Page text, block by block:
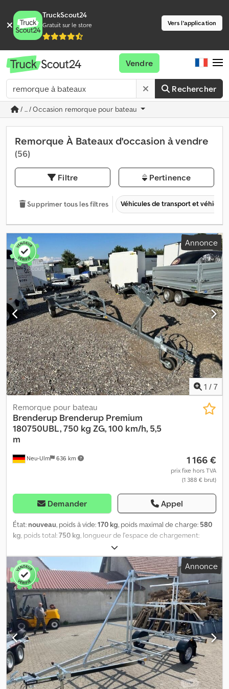
TruckScout24
Gratuit sur le store Vers l'application
Rechercher
Vendre
/ ... / Occasion remorque pour bateau
Remorque À Bateaux d'occasion à vendre
(56)
Filtre Pertinence
Supprimer tous les filtres Véhicules de transport et
Annonce
1 / 7
Neu-Ulm 636 km
Remorque pour bateau
Brenderup Brenderup Premium
180750UBL, 750 kg ZG, 100 km/h, 5,5
m
1 166 €
prix fixe hors TVA
(1 388 € brut)
Demander Appel
État: nouveau, poids à vide:170 kg, poids maximal de charge: 580
kg, poids total:750 kg, longueur de l'espace de chargement:
, largeur de l’espace de chargement:
couleur:autre, largeur de travail:1 890 mm, Équipement:treuil à
câble, Fabricant : Brenderup Type : Remorque à bateau Basic
180750UBL, Basic 750 Poids total autorisé : 750 kg, non freiné
Charge utile : 580 kg Poids à vide : 170 kg Pour bateaux d’une
longueur maximale de 5,5 m / 18 pieds et d’une largeur de 1,89 m
Pneumatiques : 13 pouces Inclus : treuil à câble avec support de
treuil, certificat de 100 km/h Équipé de 2 roues doubles réglables
et de 3 roues de quille. Cela permet un soutien parfait du bateau.
Remorque à bateau non freinée pour bateaux jusqu’à 16 pieds. La
remorque est équipée d’un système de rouleaux parfaitement
fonctionnel, ce qui facilite l’embarquement et le débarquement
du bateau. La remorque est équipée d’un essieu robuste. Le
châssis est galvanisé à chaud et offre une protection maximale
Annonce